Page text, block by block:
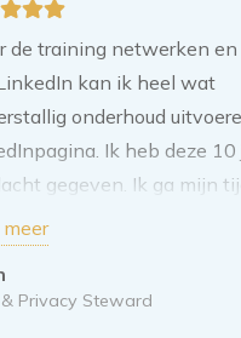
de training netwerken
kan ik heel wat
onderhoud
Ik heb deze 10
gegeven. Ik ga mijn
aan het toevoegen van
Mijn volgende stap is
erop los te laten. Ik heb
Privacy Steward